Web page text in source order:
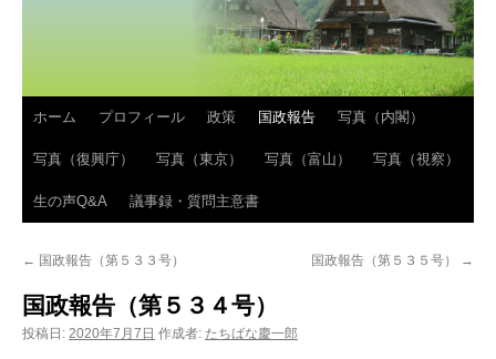
コ
ン
テ
へ
ホーム プロフィール 政策 国政報告 写真（内閣）
写真（復興庁） 写真（東京） 写真（富山） 写真（視察）
生の声Q&A 議事録・質問主意書
← 国政報告（第５３３号） 国政報告（第５３５号） →
国政報告（第５３４号）
投稿日: 2020年7月7日 作成者: たちばな慶一郎